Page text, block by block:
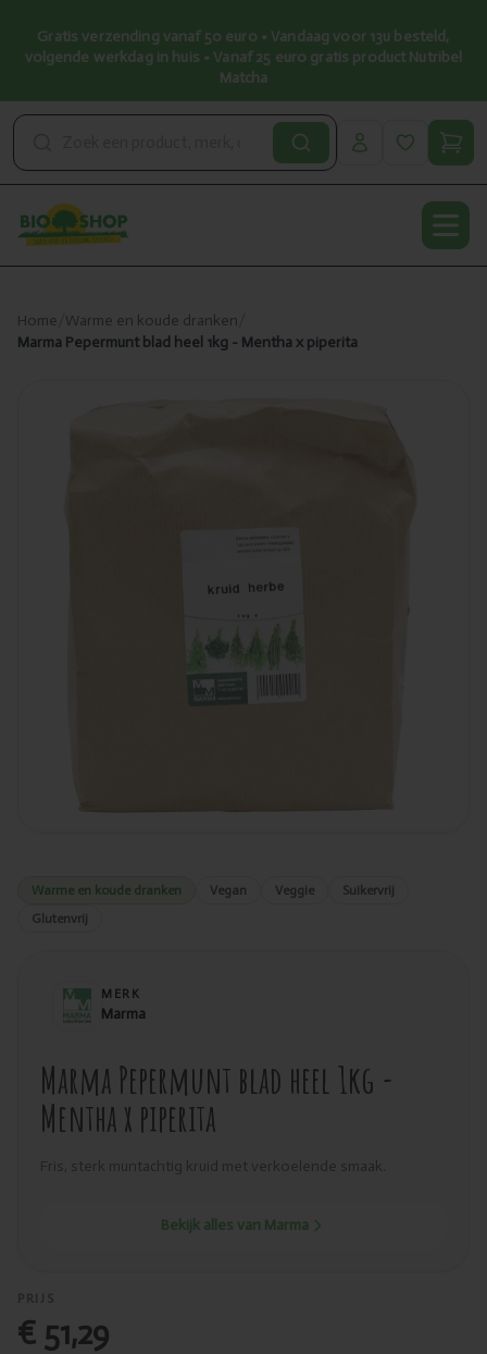
Gratis verzending vanaf 50 euro • Vandaag voor 13u besteld,
volgende werkdag in huis • Vanaf 25 euro gratis product Nutribel
Matcha
Home Warme en koude dranken
Marma Pepermunt blad heel 1kg - Mentha x piperita
Warme en koude dranken Vegan Veggie
Suikervrij
Glutenvrij
MERK
Marma
Marma Pepermunt blad heel 1kg -
Mentha x piperita
Fris, sterk muntachtig kruid met verkoelende smaak.
Bekijk alles van Marma
PRIJS
€ 51,29